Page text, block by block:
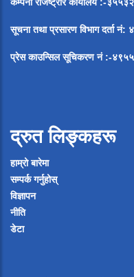
कम्पनी रजिष्ट्रार कार्यालय :-
सूचना तथा प्रसारण विभाग दर्ता नं:
प्रेस काउन्सिल सूचिकरण नं:-४९५५
द्रुत लिङ्कहरू
हाम्रो बारेमा
सम्पर्क गर्नुहोस्
विज्ञापन
नीति
डेटा